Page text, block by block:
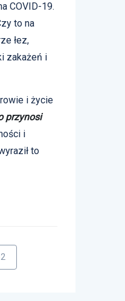
COVID-19.
to na
łez,
zakażeń i
i życie
przynosi
i
to